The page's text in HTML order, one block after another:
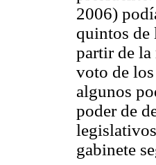
2006)
quintos de
partir de
voto de
algunos
poder de
gabinete